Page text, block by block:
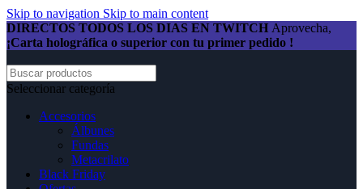
Skip to navigation Skip to main content
DIRECTOS TODOS LOS DIAS EN TWITCH Aprovecha,
¡Carta holográfica o superior con tu primer pedido !
Seleccionar categoría
Accesorios
Álbunes
Fundas
Metacrilato
Black Friday